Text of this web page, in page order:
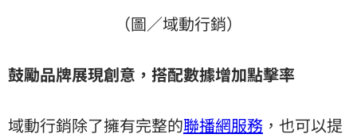
（圖／域動行銷）
鼓勵品牌展現創意，搭配數據增加點擊率
域動行銷除了擁有完整的聯播網服務 ，也可以提